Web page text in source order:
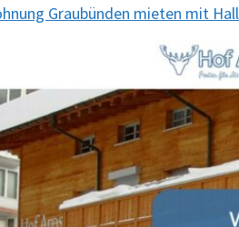
Graubünden mieten mit